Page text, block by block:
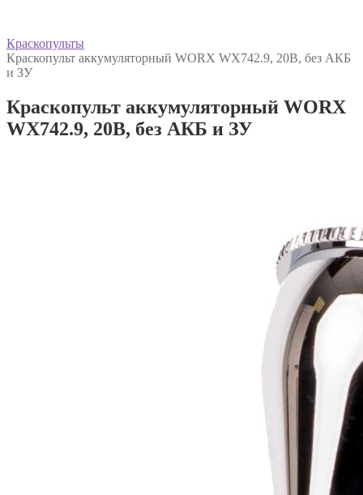
Краскопульты
Краскопульт аккумуляторный WORX WX742.9, 20В, без АКБ
и ЗУ
Краскопульт аккумуляторный WORX
WX742.9, 20В, без АКБ и ЗУ